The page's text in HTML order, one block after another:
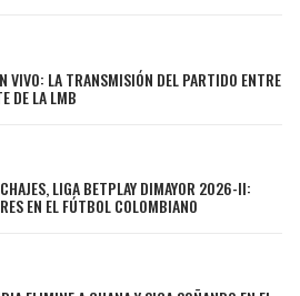
VIVO: LA TRANSMISIÓN DEL PARTIDO ENTRE
DE LA LMB
LIGA BETPLAY DIMAYOR 2026-II:
EN EL FÚTBOL COLOMBIANO